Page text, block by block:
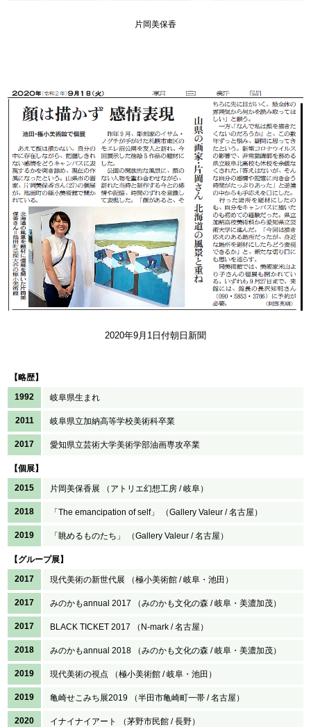
片岡美保香
2020年9月1日付朝日新聞
【略歴】
1992
岐阜県生まれ
2011 岐阜県立加納高等学校美術科卒業
2017 愛知県立芸術大学美術学部油画専攻卒業
【個展】
2015
片岡美保香展 （アトリエ幻想工房 / 岐阜）
2018 「The emancipation of self」 （Gallery Valeur / 名古屋）
2019 「眺めるものたち」 （Gallery Valeur / 名古屋）
【グループ展】
2017
現代美術の新世代展 （極小美術館 / 岐阜・池田）
2017 みのかもannual 2017 （みのかも文化の森 / 岐阜・美濃加茂）
2017 BLACK TICKET 2017 （N-mark / 名古屋）
2018 みのかもannual 2018 （みのかも文化の森 / 岐阜・美濃加茂）
2019 現代美術の視点 （極小美術館 / 岐阜・池田）
2019 亀崎せこみち展2019 （半田市亀崎町一帯 / 名古屋）
2020 イナイナイアート （茅野市民館 / 長野）